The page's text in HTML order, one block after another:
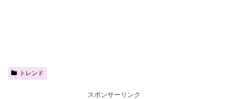
トレンド
スポンサーリンク